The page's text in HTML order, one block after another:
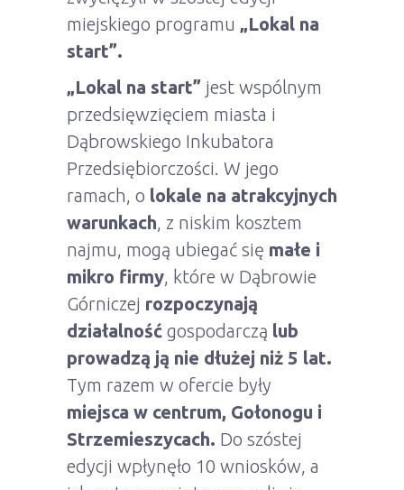
miejskiego programu „Lokal na
start”.
„Lokal na start” jest wspólnym
przedsięwzięciem miasta i
Dąbrowskiego Inkubatora
Przedsiębiorczości. W jego
ramach, o lokale na atrakcyjnych
warunkach, z niskim kosztem
najmu, mogą ubiegać się małe i
mikro firmy, które w Dąbrowie
Górniczej rozpoczynają
działalność gospodarczą lub
prowadzą ją nie dłużej niż 5 lat.
Tym razem w ofercie były
miejsca w centrum, Gołonogu i
Strzemieszycach. Do szóstej
edycji wpłynęło 10 wniosków, a